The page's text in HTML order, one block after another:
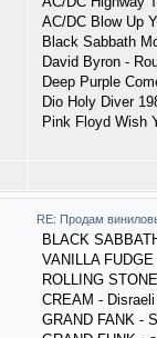
AC/DC Blow Up
Black Sabbath
David Byron -
Deep Purple
Dio Holy Diver
Pink Floyd Wish
RE: Продам
BLACK
VANILLA
ROLLING
CREAM -
GRAND FANK -